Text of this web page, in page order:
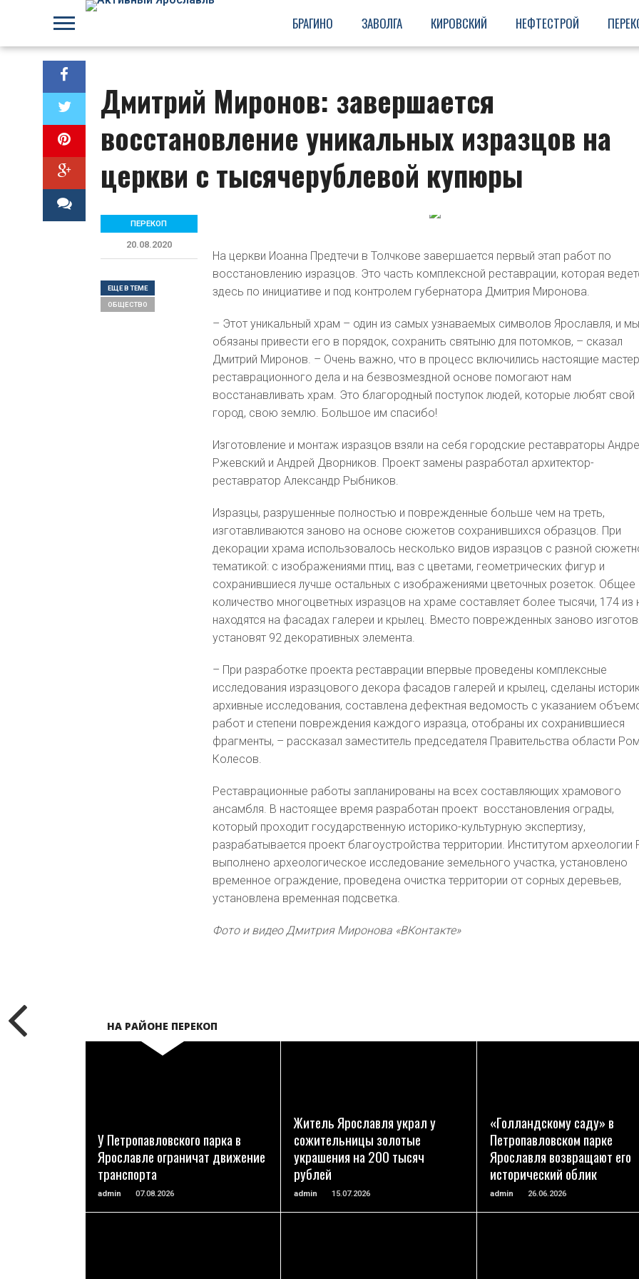
БРАГИНО ЗАВОЛГА КИРОВСКИЙ НЕФТЕСТРОЙ
Дмитрий Миронов: завершается
восстановление уникальных изразцов на
церкви с тысячерублевой купюры
На церкви Иоанна Предтечи в Толчкове завершается первый этап работ по
восстановлению изразцов. Это часть комплексной реставрации, которая
здесь по инициативе и под контролем губернатора Дмитрия Миронова.
– Этот уникальный храм – один из самых узнаваемых символов Ярославля, и мы
обязаны привести его в порядок, сохранить святыню для потомков, – сказал
Дмитрий Миронов. – Очень важно, что в процесс включились настоящие
реставрационного дела и на безвозмездной основе помогают нам
восстанавливать храм. Это благородный поступок людей, которые любят свой
город, свою землю. Большое им спасибо!
Изготовление и монтаж изразцов взяли на себя городские реставраторы
Ржевский и Андрей Дворников. Проект замены разработал архитектор-
реставратор Александр Рыбников.
Изразцы, разрушенные полностью и поврежденные больше чем на треть,
изготавливаются заново на основе сюжетов сохранившихся образцов. При
декорации храма использовалось несколько видов изразцов с разной
тематикой: с изображениями птиц, ваз с цветами, геометрических фигур и
сохранившиеся лучше остальных с изображениями цветочных розеток. Общее
количество многоцветных изразцов на храме составляет более тысячи, 174 из
находятся на фасадах галереи и крылец. Вместо поврежденных заново
установят 92 декоративных элемента.
– При разработке проекта реставрации впервые проведены комплексные
исследования изразцового декора фасадов галерей и крылец, сделаны
архивные исследования, составлена дефектная ведомость с указанием
работ и степени повреждения каждого изразца, отобраны их сохранившиеся
фрагменты, – рассказал заместитель председателя Правительства области
Колесов.
Реставрационные работы запланированы на всех составляющих храмового
ансамбля. В настоящее время разработан проект восстановления ограды,
который проходит государственную историко-культурную экспертизу,
разрабатывается проект благоустройства территории. Институтом археологии
выполнено археологическое исследование земельного участка, установлено
временное ограждение, проведена очистка территории от сорных деревьев,
установлена временная подсветка.​
Фото и видео Дмитрия Миронова «ВКонтакте»
ПЕРЕКОП
20.08.2020
ЕЩЕ В ТЕМЕ
ОБЩЕСТВO
НА РАЙОНЕ ПЕРЕКОП
У Петропавловского парка в
Ярославле ограничат движение
транспорта
admin 07.08.2026
Житель Ярославля украл у
сожительницы золотые
украшения на 200 тысяч
рублей
admin 15.07.2026
«Голландскому саду» в
Петропавловском парке
Ярославля возвращают его
исторический облик
admin 26.06.2026